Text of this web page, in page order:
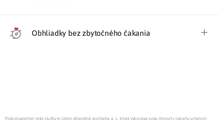
Obhliadky bez zbytočného čakania
Poskytovateľom tejto služby je Union zdravotná poisťovňa, a. s., ktorá vykonáva svoju činnosť v rozsahu určenom